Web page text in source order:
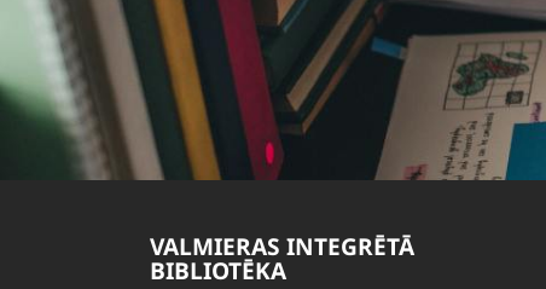
VALMIERAS INTEGRĒTĀ
BIBLIOTĒKA